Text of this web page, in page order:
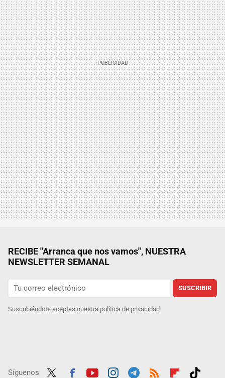
RECIBE "Arranca que nos vamos", NUESTRA
NEWSLETTER SEMANAL
SUSCRIBIR
Suscribiéndote aceptas nuestra política de privacidad
Síguenos